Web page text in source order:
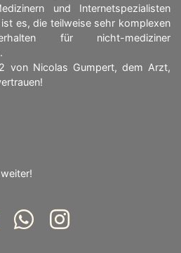
und Internetspezialisten
es, die teilweise sehr komplexen
für nicht-mediziner
von Nicolas Gumpert, dem Arzt,